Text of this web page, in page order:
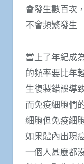
會發生數百次
不會頻繁發生
當上了年紀成
的頻率要比年
生復製錯誤導
而免疫細胞們
細胞但免疫細
如果體內出現
一個人甚麼都